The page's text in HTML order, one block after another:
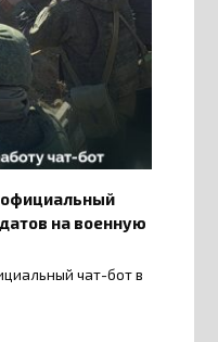
официальный
на военную
чат-бот в